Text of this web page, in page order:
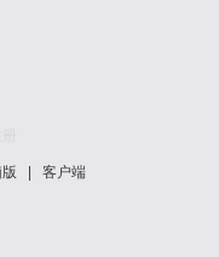
客户端